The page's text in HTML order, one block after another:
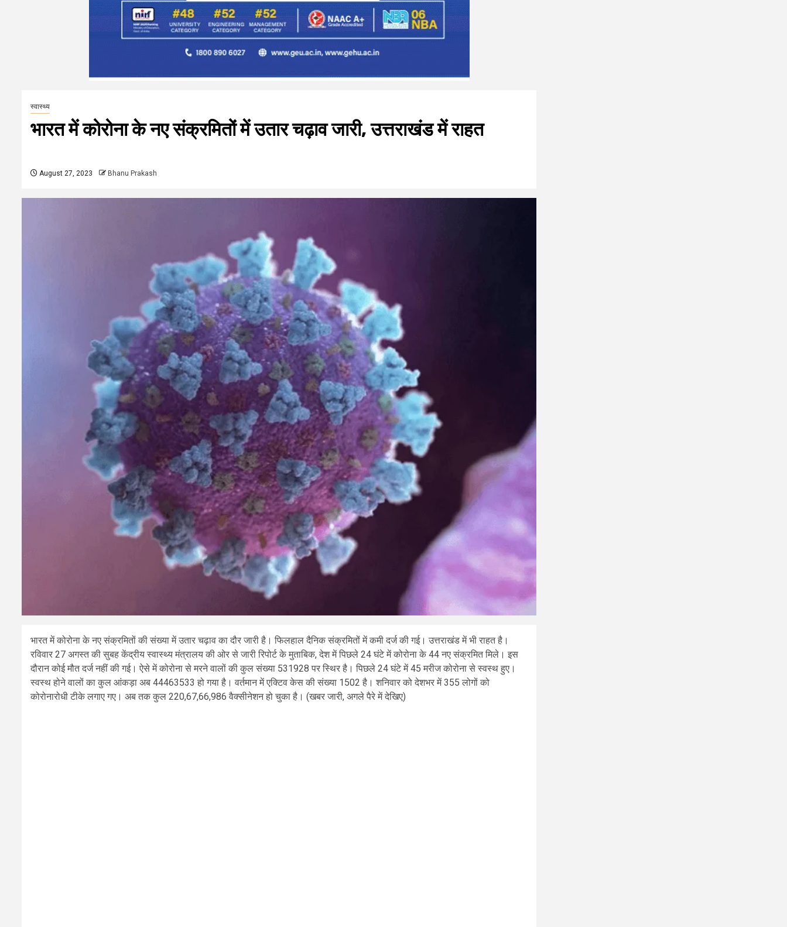
स्वास्थ्य
भारत में कोरोना के नए संक्रमितों में उतार चढ़ाव जारी, उत्तराखंड में राहत
August 27, 2023 Bhanu Prakash
भारत में कोरोना के नए संक्रमितों की संख्या में उतार चढ़ाव का दौर जारी है। फिलहाल दैनिक संक्रमितों में कमी दर्ज की गई। उत्तराखंड में भी राहत है।
रविवार 27 अगस्त की सुबह केंद्रीय स्वास्थ्य मंत्रालय की ओर से जारी रिपोर्ट के मुताबिक, देश में पिछले 24 घंटे में कोरोना के 44 नए संक्रमित मिले। इस
दौरान कोई मौत दर्ज नहीं की गई। ऐसे में कोरोना से मरने वालों की कुल संख्या 531928 पर स्थिर है। पिछले 24 घंटे में 45 मरीज कोरोना से स्वस्थ हुए।
स्वस्थ होने वालों का कुल आंकड़ा अब 44463533 हो गया है। वर्तमान में एक्टिव केस की संख्या 1502 है। शनिवार को देशभर में 355 लोगों को
कोरोनारोधी टीके लगाए गए। अब तक कुल 220,67,66,986 वैक्सीनेशन हो चुका है। (खबर जारी, अगले पैरे में देखिए)